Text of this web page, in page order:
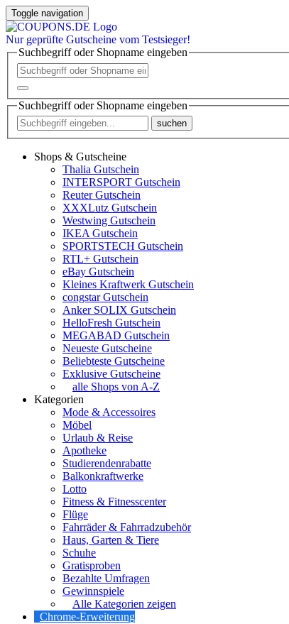
Toggle navigation
Nur geprüfte Gutscheine vom Testsieger!
Suchbegriff oder Shopname eingeben
Suchbegriff oder Shopname eingeben
suchen
Shops & Gutscheine
Thalia Gutschein
INTERSPORT Gutschein
Reuter Gutschein
XXXLutz Gutschein
Westwing Gutschein
IKEA Gutschein
SPORTSTECH Gutschein
RTL+ Gutschein
eBay Gutschein
Kleines Kraftwerk Gutschein
congstar Gutschein
Anker SOLIX Gutschein
HelloFresh Gutschein
MEGABAD Gutschein
Neueste Gutscheine
Beliebteste Gutscheine
Exklusive Gutscheine
alle Shops von A-Z
Kategorien
Mode & Accessoires
Möbel
Urlaub & Reise
Apotheke
Studierendenrabatte
Balkonkraftwerke
Lotto
Fitness & Fitnesscenter
Flüge
Fahrräder & Fahrradzubehör
Haus, Garten & Tiere
Schuhe
Gratisproben
Bezahlte Umfragen
Gewinnspiele
Alle Kategorien zeigen
Chrome-Erweiterung